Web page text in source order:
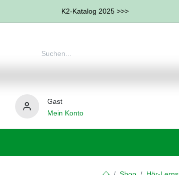
K2-Katalog 2025 >>>
Gast
Mein Konto